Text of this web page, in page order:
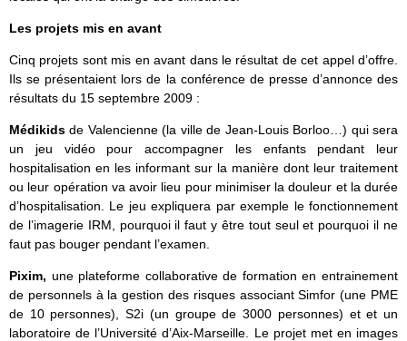
Les projets mis en avant
Cinq projets sont mis en avant dans le résultat de cet appel d’offre.
Ils se présentaient lors de la conférence de presse d’annonce des
résultats du 15 septembre 2009 :
Médikidsde Valencienne (la ville de Jean-Louis Borloo…) qui sera
un jeu vidéo pour accompagner les enfants pendant leur
hospitalisation en les informant sur la manière dont leur traitement
ou leur opération va avoir lieu pour minimiser la douleur et la durée
d’hospitalisation. Le jeu expliquera par exemple le fonctionnement
de l’imagerie IRM, pourquoi il faut y être tout seul et pourquoi il ne
faut pas bouger pendant l’examen.
Pixim, une plateforme collaborative de formation en entrainement
de personnels à la gestion des risques associant Simfor (une PME
de 10 personnes), S2i (un groupe de 3000 personnes) et et un
laboratoire de l’Université d’Aix-Marseille. Le projet met en images